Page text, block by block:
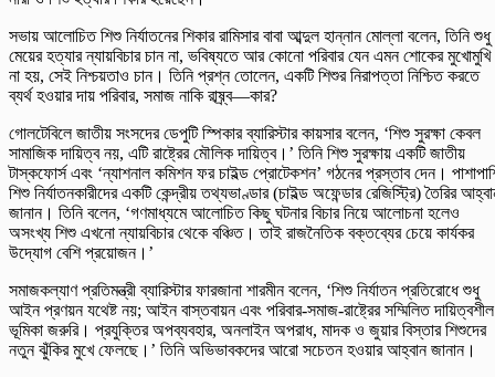
সভায় আলোচিত শিশু নির্যাতনের শিকার রামিসার বাবা আব্দুল হান্নান মোল্লা বলেন, তিনি শুধু
মেয়ের হত্যার ন্যায়বিচার চান না, ভবিষ্যতে আর কোনো পরিবার যেন এমন শোকের মুখোমুখি
না হয়, সেই নিশ্চয়তাও চান। তিনি প্রশ্ন তোলেন, একটি শিশুর নিরাপত্তা নিশ্চিত করতে
ব্যর্থ হওয়ার দায় পরিবার, সমাজ নাকি রাষ্র্ব—কার?
গোলটেবিলে জাতীয় সংসদের ডেপুটি স্পিকার ব্যারিস্টার কায়সার বলেন, ‘শিশু সুরক্ষা কেবল
সামাজিক দায়িত্ব নয়, এটি রাষ্ট্রের মৌলিক দায়িত্ব।’ তিনি শিশু সুরক্ষায় একটি জাতীয়
টাস্কফোর্স এবং ‘ন্যাশনাল কমিশন ফর চাইল্ড প্রোটেকশন’ গঠনের প্রস্তাব দেন।
শিশু নির্যাতনকারীদের একটি কেন্দ্রীয় তথ্যভাণ্ডার (চাইল্ড অফেন্ডার রেজিস্ট্রি) তৈরির
জানান। তিনি বলেন, ‘গণমাধ্যমে আলোচিত কিছু ঘটনার বিচার নিয়ে আলোচনা হলেও
অসংখ্য শিশু এখনো ন্যায়বিচার থেকে বঞ্চিত। তাই রাজনৈতিক বক্তব্যের চেয়ে কার্যকর
উদ্যোগ বেশি প্রয়োজন।’
সমাজকল্যাণ প্রতিমন্ত্রী ব্যারিস্টার ফারজানা শারমীন বলেন, ‘শিশু নির্যাতন প্রতিরোধে শুধু
আইন প্রণয়ন যথেষ্ট নয়; আইন বাস্তবায়ন এবং পরিবার-সমাজ-রাষ্ট্রের সম্মিলিত দায়িত্বশীল
ভূমিকা জরুরি। প্রযুক্তির অপব্যবহার, অনলাইন অপরাধ, মাদক ও জুয়ার বিস্তার শিশুদের
নতুন ঝুঁকির মুখে ফেলছে।’ তিনি অভিভাবকদের আরো সচেতন হওয়ার আহ্বান জানান।